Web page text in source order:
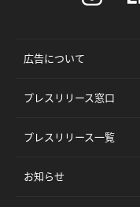
広告について
プレスリリース窓口
プレスリリース一覧
お知らせ